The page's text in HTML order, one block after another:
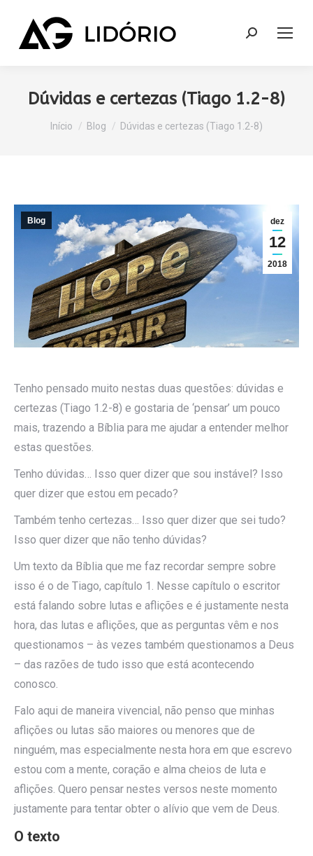
Search:
Dúvidas e certezas (Tiago 1.2-8)
Você está aqui:
Início Blog Dúvidas e certezas (Tiago 1.2-8)
dez
12
2018
Blog
Tenho pensado muito nestas duas questões: dúvidas e
certezas (Tiago 1.2-8) e gostaria de ‘pensar’ um pouco
mais, trazendo a Bíblia para me ajudar a entender melhor
estas questões.
Tenho dúvidas… Isso quer dizer que sou instável? Isso
quer dizer que estou em pecado?
Também tenho certezas… Isso quer dizer que sei tudo?
Isso quer dizer que não tenho dúvidas?
Um texto da Bíblia que me faz recordar sempre sobre
isso é o de Tiago, capítulo 1. Nesse capítulo o escritor
está falando sobre lutas e aflições e é justamente nesta
hora, das lutas e aflições, que as perguntas vêm e nos
questionamos – às vezes também questionamos a Deus
– das razões de tudo isso que está acontecendo
conosco.
Falo aqui de maneira vivencial, não penso que minhas
aflições ou lutas são maiores ou menores que de
ninguém, mas especialmente nesta hora em que escrevo
estou com a mente, coração e alma cheios de luta e
aflições. Quero pensar nestes versos neste momento
justamente para tentar obter o alívio que vem de Deus.
O texto